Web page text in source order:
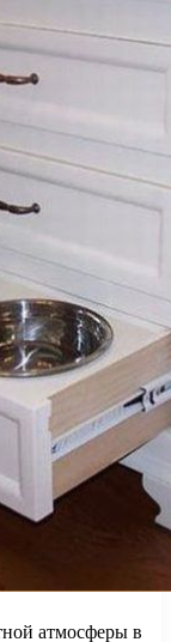
атмосферы в